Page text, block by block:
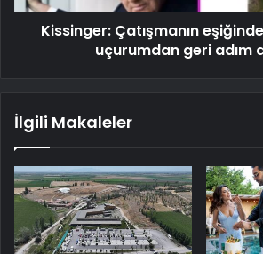
Kissinger: Çatışmanın
uçurumdan geri adım
İlgili Makaleler